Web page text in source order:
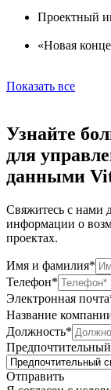
Проектный
«Новая
Показать все
Узнайте
для
данными
Свяжитесь с нами
информации о
проектах.
Имя и фамилия*
Телефон*
Электронная
Название
Должность*
Предпочтительный
Отправить